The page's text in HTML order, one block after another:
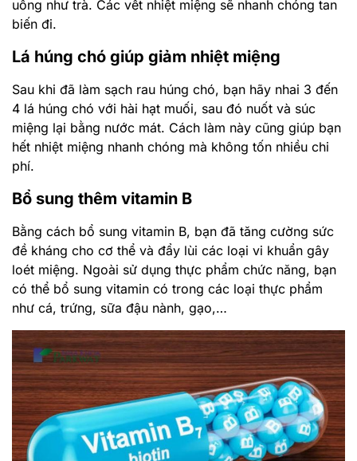
loét miệng. Ngoài sử dụng thực phẩm chức năng, bạn
như cá, trứng, sữa đậu nành, gạo,…
Bổ sung kẽm
Tương tự như vitamin, bạn có thể áp dụng phương
pháp bổ sung kẽm để tăng cường sức đề kháng cho
cơ thể, giúp nhanh chóng làm giảm tình trạng nhiệt
miệng. Tuy nhiên bổ sung kẽm với liều lượng thế nào,
bạn cần tuân thủ chặt chẽ hướng dẫn của bác sĩ.
Bổ sung sắt